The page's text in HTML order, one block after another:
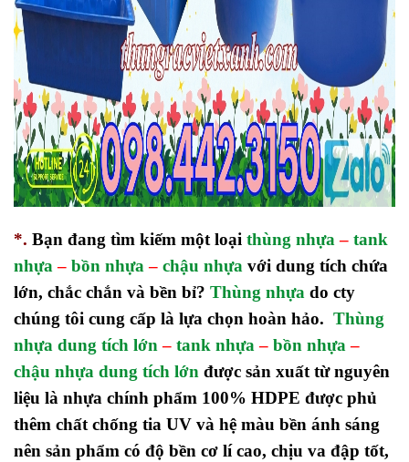
*. Bạn đang tìm kiếm một loại thùng nhựa – tank
nhựa – bồn nhựa – chậu nhựa với dung tích chứa
lớn, chắc chắn và bền bỉ? Thùng nhựa do cty
chúng tôi cung cấp là lựa chọn hoàn hảo. Thùng
nhựa dung tích lớn – tank nhựa – bồn nhựa –
chậu nhựa dung tích lớn được sản xuất từ nguyên
liệu là nhựa chính phẩm 100% HDPE được phủ
thêm chất chống tia UV và hệ màu bền ánh sáng
nên sản phẩm có độ bền cơ lí cao, chịu va đập tốt,